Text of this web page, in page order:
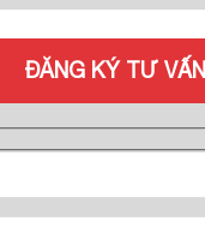
ĐĂNG KÝ TƯ VẤN